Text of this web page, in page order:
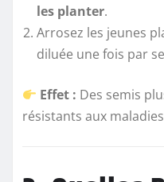
les planter.
Arrosez les jeunes
diluée une fois par
Effet : Des semis
résistants aux